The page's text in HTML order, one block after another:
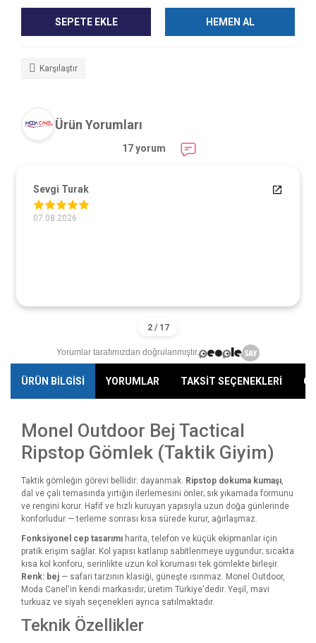
SEPETE EKLE HEMEN AL
Karşılaştır
Ürün Yorumları
17 yorum
Sevgi Turak
07.08.2026
Yorumlar tarafımızdan doğrulanmıştır.
ÜRÜN BİLGİSİ YORUMLAR TAKSİT SEÇENEKLERİ
Monel Outdoor Bej Tactical
Ripstop Gömlek (Taktik Giyim)
Taktik gömleğin görevi bellidir: dayanmak. Ripstop dokuma kumaşı,
dal ve çalı temasında yırtığın ilerlemesini önler; sık yıkamada formunu
ve rengini korur. Hafif ve hızlı kuruyan yapısıyla uzun doğa günlerinde
konforludur — terleme sonrası kısa sürede kurur, ağırlaşmaz.
Fonksiyonel cep tasarımı harita, telefon ve küçük ekipmanlar için
pratik erişim sağlar. Kol yapısı katlanıp sabitlenmeye uygundur; sıcakta
kısa kol konforu, serinlikte uzun kol koruması tek gömlekte birleşir.
Renk: bej — safari tarzının klasiği, güneşte ısınmaz. Monel Outdoor,
Moda Canel'in kendi markasıdır; üretim Türkiye'dedir. Yeşil, mavi
turkuaz ve siyah seçenekleri ayrıca satılmaktadır.
Teknik Özellikler